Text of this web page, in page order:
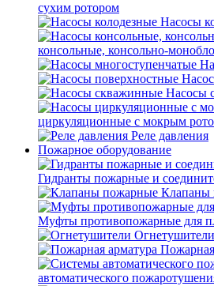
сухим ротором
Насосы
консольные, консольно-
Насосы
циркуляционные с мокрым
Реле давления
Пожарное оборудование
Гидранты пожарные и
Клапаны
Муфты противопожарные для
Огнетушители
автоматического